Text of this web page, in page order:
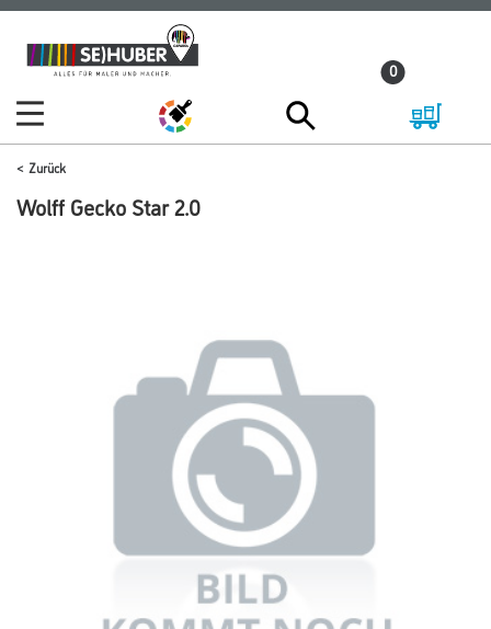
Zum
Inhalt
Zum
Navigationsmenü
0
Zurück
Wolff Gecko Star 2.0